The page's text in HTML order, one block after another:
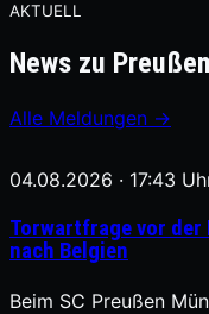
AKTUELL
News zu
Alle Meldungen →
04.08.2026 · 17:43
Torwartfrage vor der
nach Belgien
Beim SC Preußen